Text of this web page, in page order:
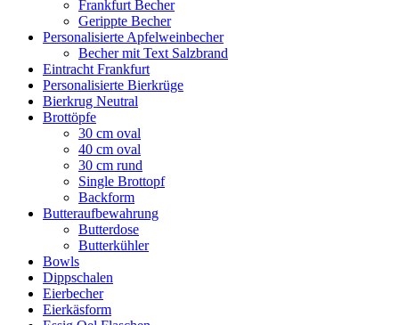
Frankfurt Becher
Gerippte Becher
Personalisierte Apfelweinbecher
Becher mit Text Salzbrand
Eintracht Frankfurt
Personalisierte Bierkrüge
Bierkrug Neutral
Brottöpfe
30 cm oval
40 cm oval
30 cm rund
Single Brottopf
Backform
Butteraufbewahrung
Butterdose
Butterkühler
Bowls
Dippschalen
Eierbecher
Eierkäsform